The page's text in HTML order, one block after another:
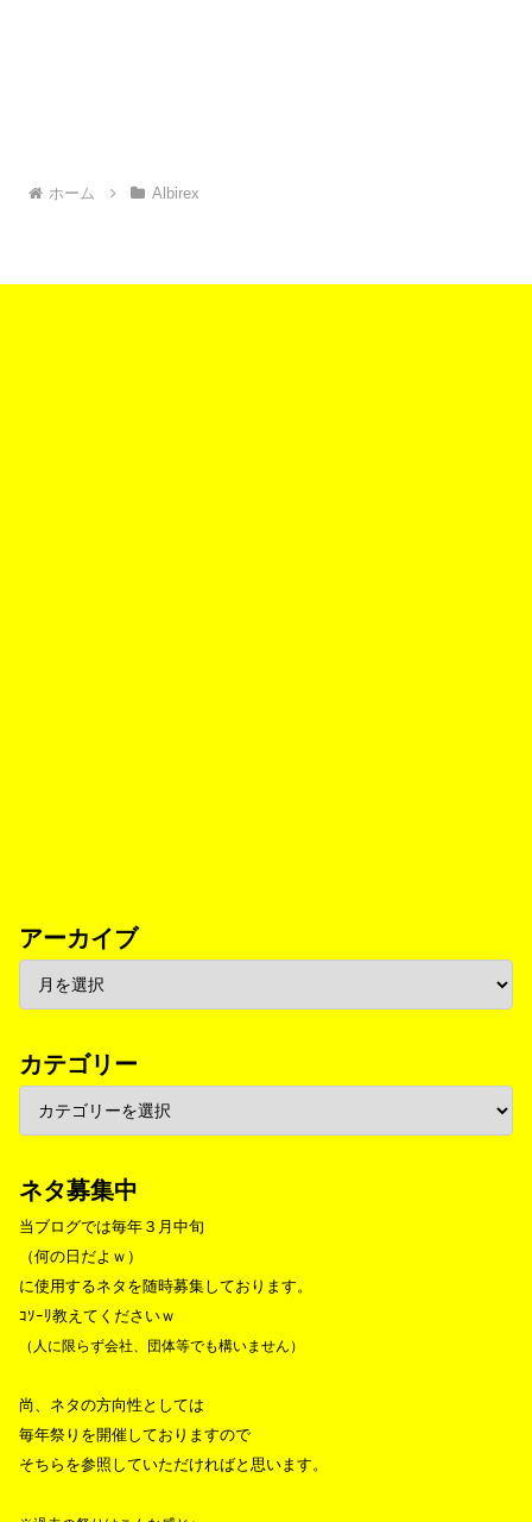
ホーム Albirex
アーカイブ
カテゴリー
ネタ募集中
当ブログでは毎年３月中旬
（何の日だよｗ）
に使用するネタを随時募集しております。
ｺｿｰﾘ教えてくださいｗ
（人に限らず会社、団体等でも構いません）
尚、ネタの方向性としては
毎年祭りを開催しておりますので
そちらを参照していただければと思います。